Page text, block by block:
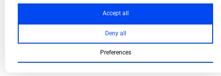
Accept all
Deny all
Preferences